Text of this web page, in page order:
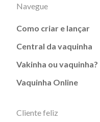
Navegue
Como criar e lançar
Central da vaquinha
Vakinha ou vaquinha?
Vaquinha Online
Cliente feliz